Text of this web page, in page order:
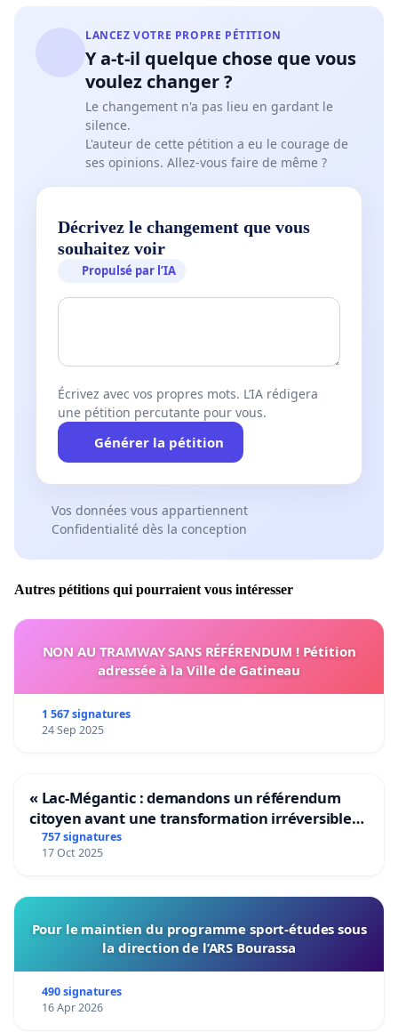
LANCEZ VOTRE PROPRE PÉTITION
Y a-t-il quelque chose que vous
voulez changer ?
Le changement n'a pas lieu en gardant le
silence.
L'auteur de cette pétition a eu le courage de
ses opinions. Allez-vous faire de même ?
Décrivez le changement que vous
souhaitez voir
Propulsé par l’IA
Écrivez avec vos propres mots. L’IA rédigera
une pétition percutante pour vous.
Générer la pétition
Vos données vous appartiennent
Confidentialité dès la conception
Autres pétitions qui pourraient vous intéresser
NON AU TRAMWAY SANS RÉFÉRENDUM ! Pétition
adressée à la Ville de Gatineau
1 567 signatures
24 Sep 2025
« Lac-Mégantic : demandons un référendum
citoyen avant une transformation irréversible
de notre territoire »
757 signatures
17 Oct 2025
Pour le maintien du programme sport-études sous
la direction de l’ARS Bourassa
490 signatures
16 Apr 2026